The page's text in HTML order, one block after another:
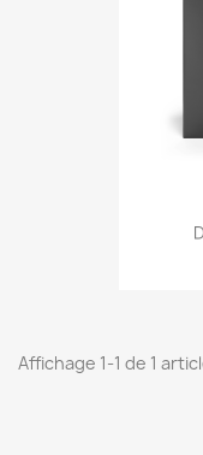
Affichage 1-1 de 1